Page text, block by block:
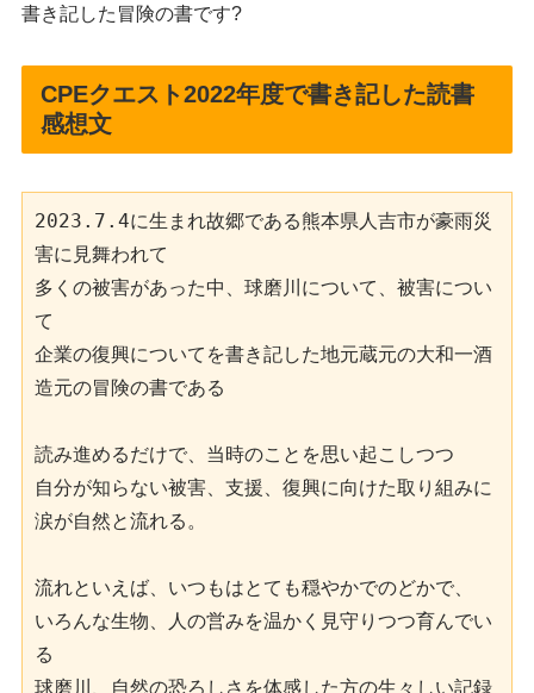
書き記した冒険の書です?
CPEクエスト2022年度で書き記した読書
感想文
2023.7.4に生まれ故郷である熊本県人吉市が豪雨災
害に見舞われて
多くの被害があった中、球磨川について、被害につい
て
企業の復興についてを書き記した地元蔵元の大和一酒
造元の冒険の書である
読み進めるだけで、当時のことを思い起こしつつ
自分が知らない被害、支援、復興に向けた取り組みに
涙が自然と流れる。
流れといえば、いつもはとても穏やかでのどかで、
いろんな生物、人の営みを温かく見守りつつ育んでい
る
球磨川、自然の恐ろしさを体感した方の生々しい記録